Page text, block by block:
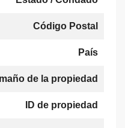
Código Postal
País
de la propiedad
ID de propiedad